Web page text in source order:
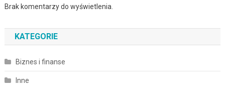
Brak komentarzy do wyświetlenia.
KATEGORIE
Biznes i finanse
Inne